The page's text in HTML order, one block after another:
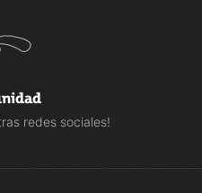
redes sociales!